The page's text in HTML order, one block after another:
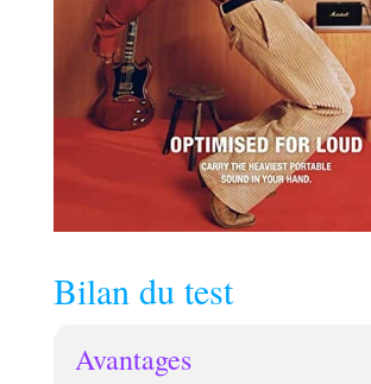
Bilan du test
Avantages